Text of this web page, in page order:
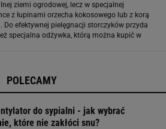
ziemi ogrodowej, lecz w specjalnej
z łupinami orzecha kokosowego lub z korą
Do efektywnej pielęgnacji storczyków przyda
specjalna odżywka, którą można kupić w
POLECAMY
do sypialni - jak wybrać
które nie zakłóci snu?